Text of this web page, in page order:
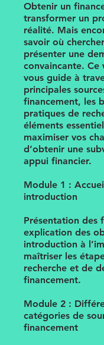
Obtenir un
transformer un
réalité. Mais
savoir où
présenter une
convaincante. Ce
vous guide à
principales
financement, les
pratiques de
éléments
maximiser vos
d’obtenir une
appui financier.
Module 1 :
introduction
Présentation des
explication des
introduction à
maîtriser les
recherche et de
financement.
Module 2 :
catégories de
financement